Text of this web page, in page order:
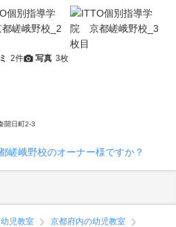
2件 写真 3枚
開日町2-3
峨野校のオーナー様ですか？
幼児教室
京都府内の幼児教室